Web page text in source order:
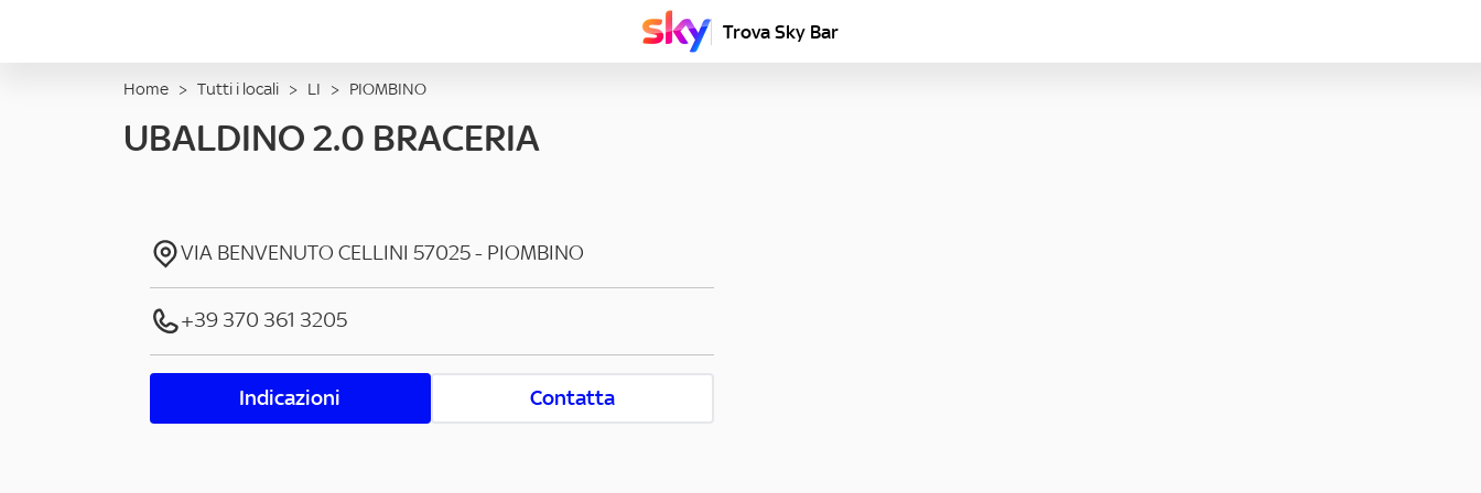
Trova Sky Bar
Home > Tutti i locali > LI > PIOMBINO
UBALDINO 2.0 BRACERIA
VIA BENVENUTO CELLINI 57025- PIOMBINO
+39 370 361 3205
Indicazioni Contatta